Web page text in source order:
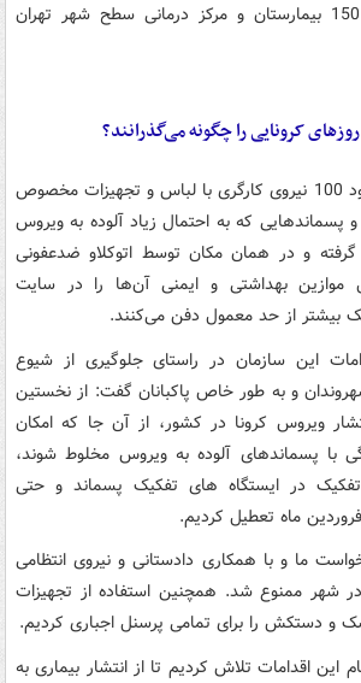
تن پسماند پزشکی از 150 بیمارستان و مرکز درمانی سطح شهر تهران
کرونایی را چگونه می‌گذرانند؟
وی ادامه داد: روزانه حدود 100 نیروی کارگری با لباس و تجهیزات مخصوص
پسماندهایی که به احتمال زیاد آلوده به ویروس
گرفته و در همان مکان توسط اتوکلاو ضدعفونی
موازین بهداشتی و ایمنی آن‌ها را در سایت
بیشتر از حد معمول دفن می‌کنند.
این سازمان در راستای جلوگیری از شیوع
و به طور خاص پاکبانان گفت: از نخستین
ویروس کرونا در کشور، از آن جا که امکان
با پسماندهای آلوده به ویروس مخلوط شوند،
تفکیک در ایستگاه های تفکیک پسماند و حتی
ما و با همکاری دادستانی و نیروی انتظامی
در شهر ممنوع شد. همچنین استفاده از تجهیزات
و دستکش را برای تمامی پرسنل اجباری کردیم.
این اقدامات تلاش کردیم تا از انتشار بیماری به